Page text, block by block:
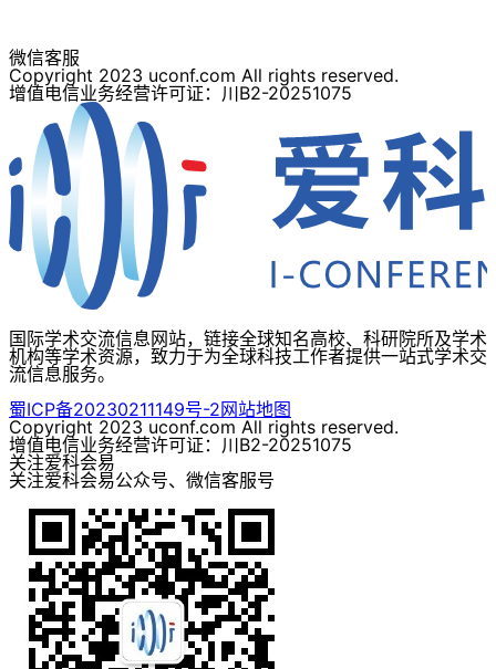
微信客服
Copyright 2023 uconf.com All rights reserved.
增值电信业务经营许可证：川B2-20251075
国际学术交流信息网站，链接全球知名高校、科研院所及学术
机构等学术资源，致力于为全球科技工作者提供一站式学术交
流信息服务。
蜀ICP备20230211149号-2网站地图
Copyright 2023 uconf.com All rights reserved.
增值电信业务经营许可证：川B2-20251075
关注爱科会易
关注爱科会易公众号、微信客服号